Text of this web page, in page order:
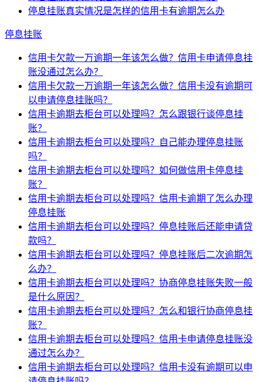
停息挂账真实情况是怎样的信用卡有逾期怎么办
停息挂账
信用卡欠款一万逾期一年该怎么做？信用卡申请停息挂
账没通过怎么办？
信用卡欠款一万逾期一年该怎么做？信用卡没有逾期可
以申请停息挂账吗？
信用卡逾期去柜台可以处理吗？怎么跟银行谈停息挂
账？
信用卡逾期去柜台可以处理吗？自己能办理停息挂账
吗？
信用卡逾期去柜台可以处理吗？如何做信用卡停息挂
账？
信用卡逾期去柜台可以处理吗？信用卡逾期了怎么办理
停息挂账
信用卡逾期去柜台可以处理吗？停息挂账后还能申请贷
款吗？
信用卡逾期去柜台可以处理吗？停息挂账后二次逾期怎
么办？
信用卡逾期去柜台可以处理吗？协商停息挂账失败一般
是什么原因？
信用卡逾期去柜台可以处理吗？怎么和银行协商停息挂
账？
信用卡逾期去柜台可以处理吗？信用卡申请停息挂账没
通过怎么办？
信用卡逾期去柜台可以处理吗？信用卡没有逾期可以申